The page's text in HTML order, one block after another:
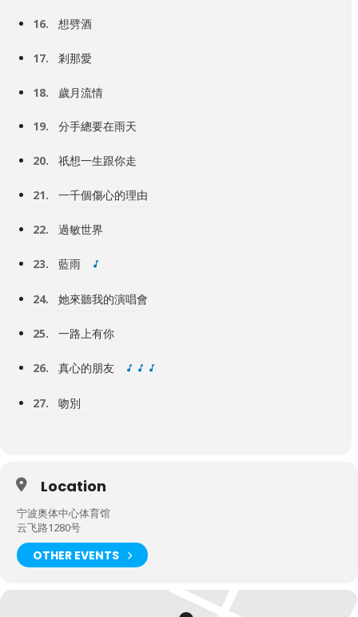
16. 想劈酒
17. 剎那愛
18. 歲月流情
19. 分手總要在雨天
20. 祇想一生跟你走
21. 一千個傷心的理由
22. 過敏世界
23. 藍雨
24. 她來聽我的演唱會
25. 一路上有你
26. 真心的朋友
27. 吻別
Location
宁波奥体中心体育馆
云飞路1280号
OTHER EVENTS